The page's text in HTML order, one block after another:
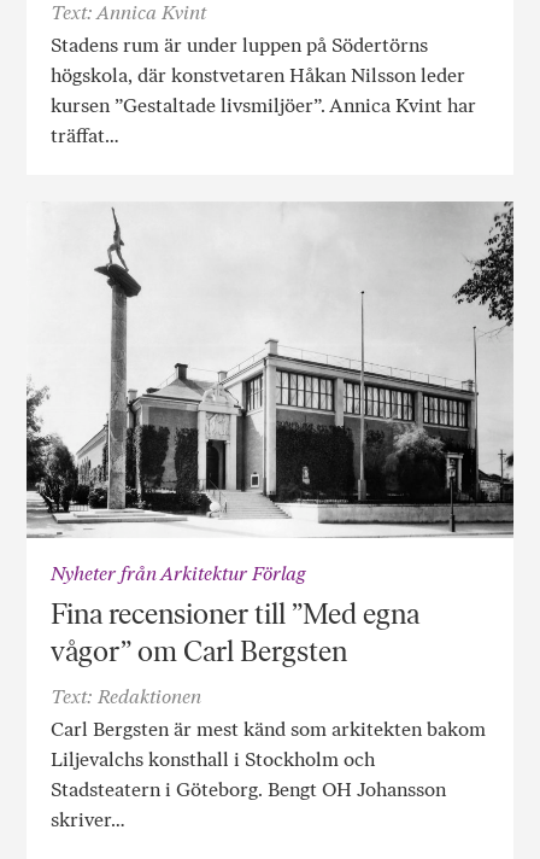
Text: Annica Kvint
Stadens rum är under luppen på Södertörns
högskola, där konstvetaren Håkan Nilsson leder
kursen ”Gestaltade livsmiljöer”. Annica Kvint har
träffat…
Nyheter från Arkitektur Förlag
Fina recensioner till ”Med egna
vågor” om Carl Bergsten
Text: Redaktionen
Carl Bergsten är mest känd som arkitekten bakom
Liljevalchs konsthall i Stockholm och
Stadsteatern i Göteborg. Bengt OH Johansson
skriver…